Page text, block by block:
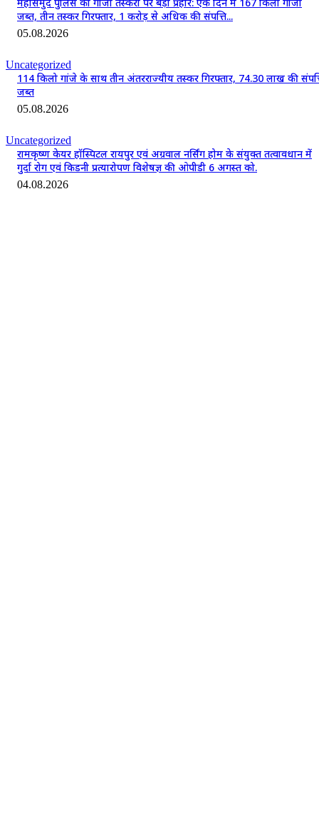
जब्त, तीन तस्कर गिरफ्तार, 1 करोड़ से अधिक की संपत्ति...
05.08.2026
Uncategorized
114 किलो गांजे के साथ तीन अंतरराज्यीय तस्कर गिरफ्तार, 74.30 लाख की
जब्त
05.08.2026
Uncategorized
रामकृष्ण केयर हॉस्पिटल रायपुर एवं अग्रवाल नर्सिंग होम के संयुक्त तत्वावधान में
गुर्दा रोग एवं किडनी प्रत्यारोपण विशेषज्ञ की ओपीडी 6 अगस्त को.
04.08.2026